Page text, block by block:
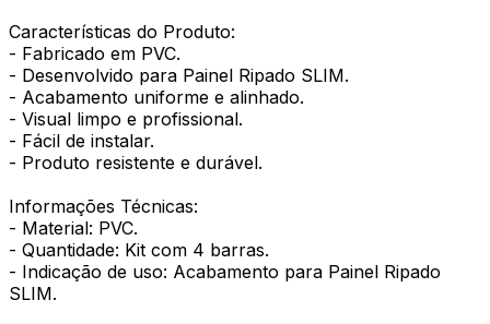
Características do Produto:
- Fabricado em PVC.
- Desenvolvido para Painel Ripado SLIM.
- Acabamento uniforme e alinhado.
- Visual limpo e profissional.
- Fácil de instalar.
- Produto resistente e durável.
Informações Técnicas:
- Material: PVC.
- Quantidade: Kit com 4 barras.
- Indicação de uso: Acabamento para Painel Ripado
SLIM.